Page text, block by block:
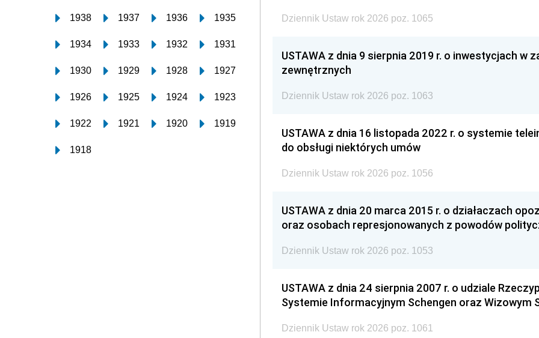
1938 1937 1936 1935
1934 1933 1932 1931
1930 1929 1928 1927
1926 1925 1924 1923
1922 1921 1920 1919
1918
Dziennik Ustaw rok 2026 poz. 1065
USTAWA z dnia 9 sierpnia 2019 r. o inwestycjach w
zewnętrznych
Dziennik Ustaw rok 2026 poz. 1063
USTAWA z dnia 16 listopada 2022 r. o systemie
do obsługi niektórych umów
Dziennik Ustaw rok 2026 poz. 1056
USTAWA z dnia 20 marca 2015 r. o działaczach
oraz osobach represjonowanych z powodów
Dziennik Ustaw rok 2026 poz. 1053
USTAWA z dnia 24 sierpnia 2007 r. o udziale
Systemie Informacyjnym Schengen oraz Wizowym
Dziennik Ustaw rok 2026 poz. 1061